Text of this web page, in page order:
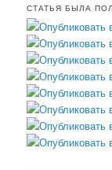
СТАТЬЯ БЫЛА